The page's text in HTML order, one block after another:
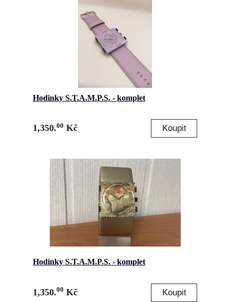
Hodinky S.T.A.M.P.S. - komplet
1,350.00 Kč
Hodinky S.T.A.M.P.S. - komplet
1,350.00 Kč